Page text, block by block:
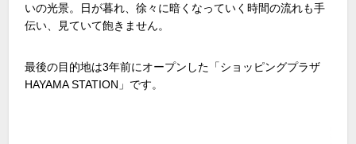
いの光景。日が暮れ、徐々に暗くなっていく時間の流れも手
伝い、見ていて飽きません。
最後の目的地は3年前にオープンした「ショッピングプラザ
HAYAMA STATION」です。